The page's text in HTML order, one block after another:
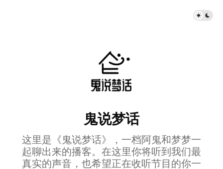
鬼说梦话
这里是《鬼说梦话》，一档阿鬼和梦梦一
起聊出来的播客。在这里你将听到我们最
真实的声音，也希望正在收听节目的你一